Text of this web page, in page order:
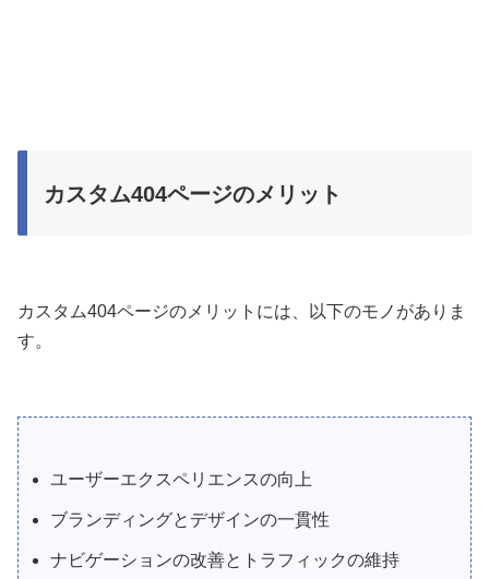
カスタム404ページのメリット
カスタム404ページのメリットには、以下のモノがありま
す。
ユーザーエクスペリエンスの向上
ブランディングとデザインの一貫性
ナビゲーションの改善とトラフィックの維持